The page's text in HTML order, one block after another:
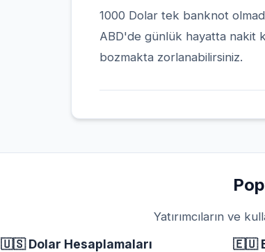
1000 Dolar tek banknot
ABD'de günlük hayatta nakit
bozmakta zorlanabilirsiniz.
Yatırımcıların ve
🇺🇸Dolar Hesaplamaları 🇪🇺